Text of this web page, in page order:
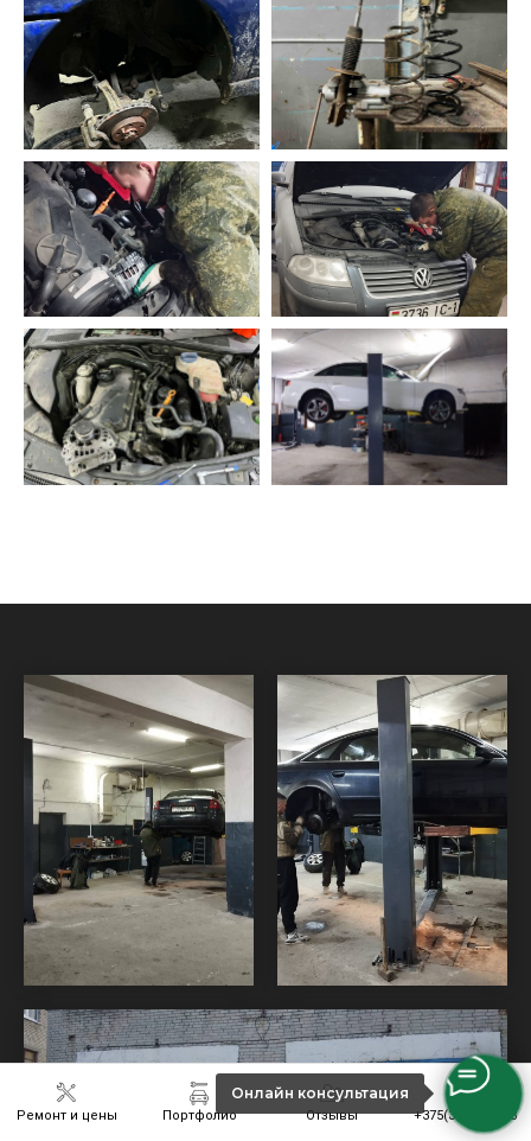
Онлайн консультация
Ремонт и цены Портфолио Отзывы +375(33)6301243